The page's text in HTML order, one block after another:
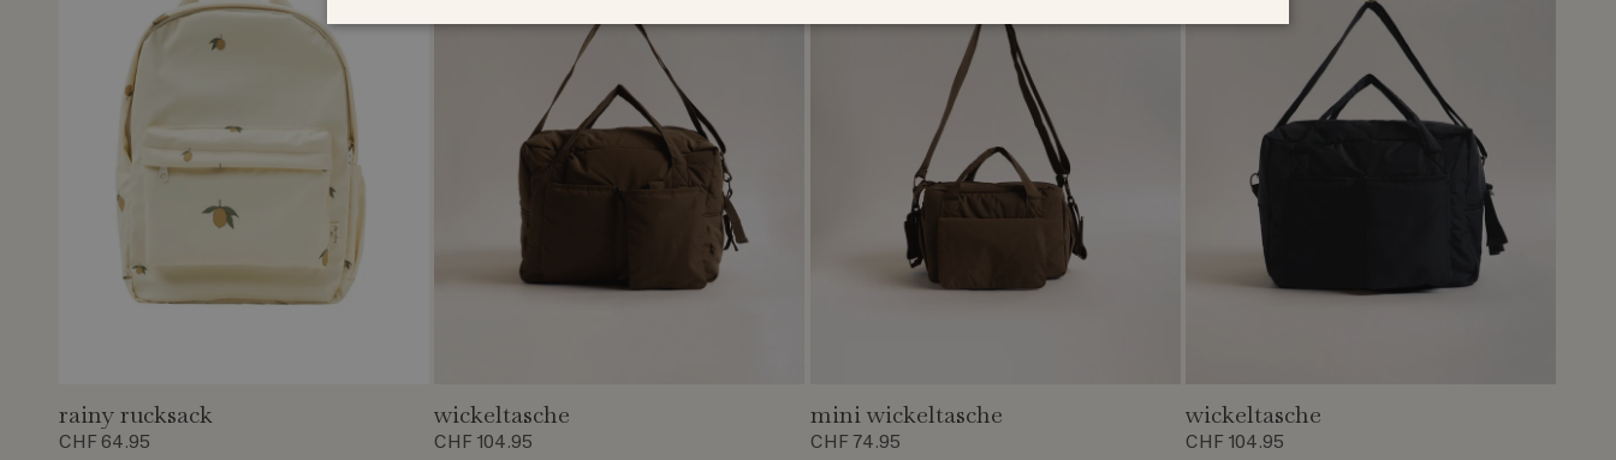
rainy rucksack
CHF 64.95
wickeltasche
CHF 104.95
mini wickeltasche
CHF 74.95
wickeltasche
CHF 104.95